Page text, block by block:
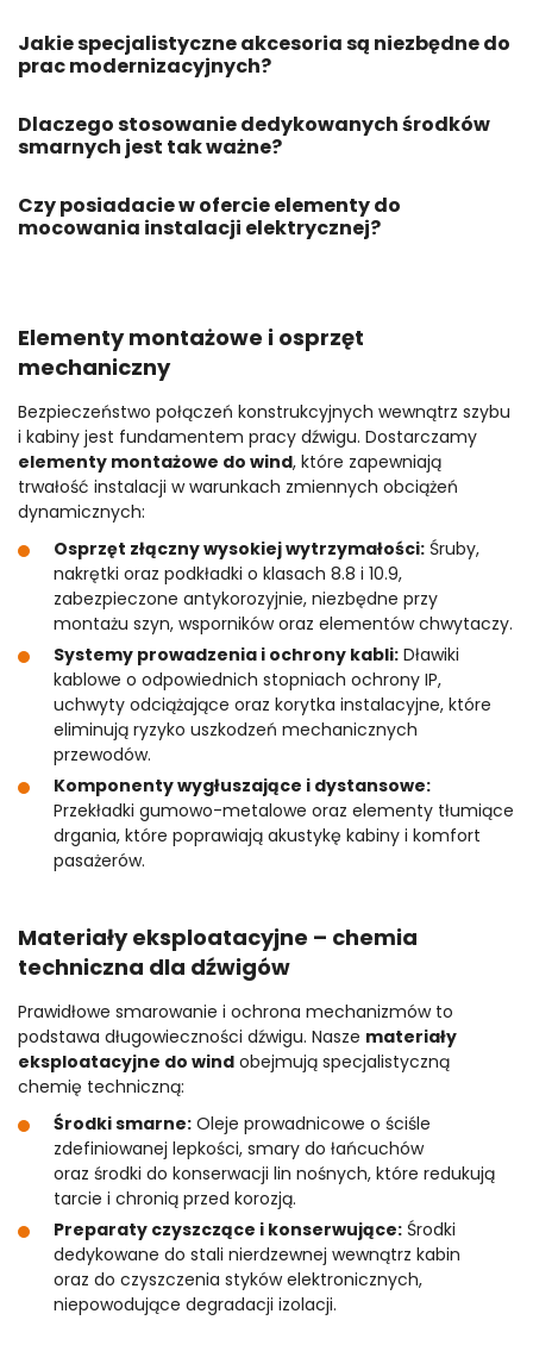
Jakie specjalistyczne akcesoria są niezbędne do
prac modernizacyjnych?
Dlaczego stosowanie dedykowanych środków
smarnych jest tak ważne?
Czy posiadacie w ofercie elementy do
mocowania instalacji elektrycznej?
Elementy montażowe i osprzęt
mechaniczny
Bezpieczeństwo połączeń konstrukcyjnych wewnątrz szybu
i kabiny jest fundamentem pracy dźwigu. Dostarczamy
elementy montażowe do wind, które zapewniają
trwałość instalacji w warunkach zmiennych obciążeń
dynamicznych:
Osprzęt złączny wysokiej wytrzymałości: Śruby,
nakrętki oraz podkładki o klasach 8.8 i 10.9,
zabezpieczone antykorozyjnie, niezbędne przy
montażu szyn, wsporników oraz elementów chwytaczy.
Systemy prowadzenia i ochrony kabli: Dławiki
kablowe o odpowiednich stopniach ochrony IP,
uchwyty odciążające oraz korytka instalacyjne, które
eliminują ryzyko uszkodzeń mechanicznych
przewodów.
Komponenty wygłuszające i dystansowe:
Przekładki gumowo-metalowe oraz elementy tłumiące
drgania, które poprawiają akustykę kabiny i komfort
pasażerów.
Materiały eksploatacyjne – chemia
techniczna dla dźwigów
Prawidłowe smarowanie i ochrona mechanizmów to
podstawa długowieczności dźwigu. Nasze materiały
eksploatacyjne do wind obejmują specjalistyczną
chemię techniczną:
Środki smarne: Oleje prowadnicowe o ściśle
zdefiniowanej lepkości, smary do łańcuchów
oraz środki do konserwacji lin nośnych, które redukują
tarcie i chronią przed korozją.
Preparaty czyszczące i konserwujące: Środki
dedykowane do stali nierdzewnej wewnątrz kabin
oraz do czyszczenia styków elektronicznych,
niepowodujące degradacji izolacji.